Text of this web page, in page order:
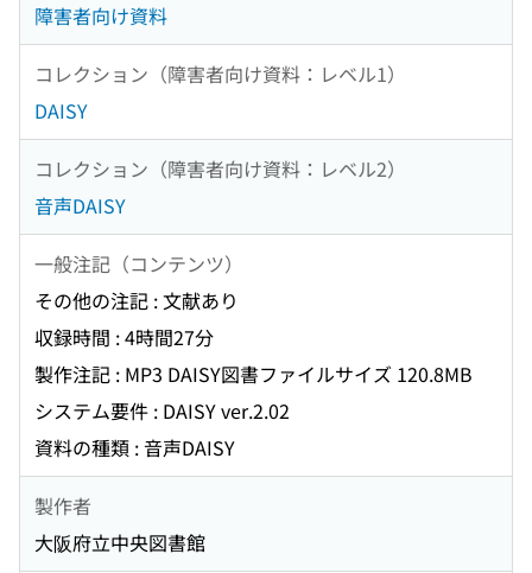
障害者向け資料
コレクション（障害者向け資料：レベル1）
DAISY
コレクション（障害者向け資料：レベル2）
音声DAISY
一般注記（コンテンツ）
その他の注記 : 文献あり
収録時間 : 4時間27分
製作注記 : MP3 DAISY図書ファイルサイズ 120.8MB
システム要件 : DAISY ver.2.02
資料の種類 : 音声DAISY
製作者
大阪府立中央図書館